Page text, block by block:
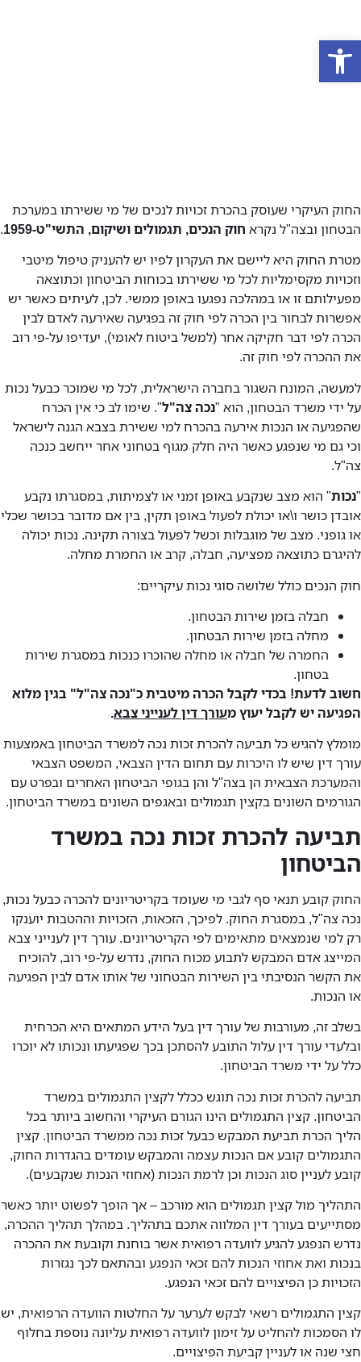
החוק העיקרי שעוסק בהכרת זכויות לנכים של מי ששירתו במערכת
הבטחון ובצה"ל נקרא חוק הנכים, תגמולים ושיקום, התשי"ט-1959
.
מטרת החוק היא ליישם את העקרון לפיו יש להעניק טיפול מיטבי
וזכויות מקסימליות לכל מי ששירתו בכוחות הביטחון וכתוצאה
מפעילותם זו או במהלכה נפגעו באופן ממשי. לכן, לעיתים כאשר יש
אפשרות לבחור בין הכרה לפי חוק זה בפגיעה שאירעה לאדם לבין
הכרה לפי דבר חקיקה אחר (למשל ביטוח לאומי), יעדיפו על-פי רוב
את ההכרה לפי חוק זה.
למעשה, המונח השגור בחברה הישראלית, לכל מי שמוכר כבעל נכות
על ידי משרד הבטחון, הוא "נכה צה"ל". שימו לב כי אין הכרח
שהפגיעה או הנכות אירעה בהכרח למי ששירת בצבא הגנה לישראל
וכי גם מי שנפגע כאשר היה חלק מגוף בטחוני אחר ייחשב כנכה
צה"ל.
"נכות" הוא מצב שנקבע באופן זמני או לצמיתות, במסגרתו נקבע
אובדן כושר ו\או יכולת לפעול באופן תקין, בין אם מדובר בכושר שכלי
או גופני. מצב של מוגבלות וכשל לפעול בצורה תקינה. נכות יכולה
להיגרם כתוצאה מפציעה, חבלה, קרב או החמרת מחלה.
חוק הנכים כולל שלושה סוגי נכות עיקריים:
חבלה בזמן שירות הבטחון.
מחלה בזמן שירות הבטחון.
החמרה של חבלה או מחלה שהוכרו כנכות במסגרת שירות
בטחון.
חשוב לדעת! בכדי לקבל הכרה מיטבית כ"נכה צה"ל" בגין מלוא
הפגיעה יש לקבל יעוץ מעורך דין לענייני צבא.
מומלץ להגיש כל תביעה להכרת זכות נכה למשרד הביטחון באמצעות
עורך דין שיש לו היכרות עם תחום הדין הצבאי, המשפט הצבאי
והמערכת הצבאית הן בצה"ל והן בגופי הביטחון האחרים ובפרט עם
הגורמים השונים בקצין תגמולים ובאגפים השונים במשרד הביטחון.
תביעה להכרת זכות נכה במשרד
הביטחון
החוק קובע תנאי סף לגבי מי שעומד בקריטריונים להכרה כבעל נכות,
נכה צה"ל, במסגרת החוק. לפיכך, הזכאות, הזכויות וההטבות יוענקו
רק למי שנמצאים מתאימים לפי הקריטריונים. עורך דין לענייני צבא
המייצג אדם המבקש לתבוע מכוח החוק, נדרש על-פי רוב, להוכיח
את הקשר הנסיבתי בין השירות הבטחוני של אותו אדם לבין הפגיעה
או הנכות.
בשלב זה, מעורבות של עורך דין בעל הידע המתאים היא הכרחית
ובלעדי עורך דין עלול התובע להסתכן בכך שפגיעתו ונכותו לא יוכרו
כלל על ידי משרד הביטחון.
תביעה להכרת זכות נכה תוגש ככלל לקצין התגמולים במשרד
הביטחון. קצין התגמולים הינו הגורם העיקרי והחשוב ביותר בכל
הליך הכרת תביעת המבקש כבעל זכות נכה ממשרד הביטחון. קצין
התגמולים קובע אם הנכות עצמה והמבקש עומדים בהגדרות החוק,
קובע לעניין סוג הנכות וכן לרמת הנכות (אחוזי הנכות שנקבעים).
התהליך מול קצין תגמולים הוא מורכב – אך הופך לפשוט יותר כאשר
מסתייעים בעורך דין המלווה אתכם בתהליך. במהלך תהליך ההכרה,
נדרש הנפגע להגיע לוועדה רפואית אשר בוחנת וקובעת את ההכרה
בנכות ואת אחוזי הנכות להם זכאי הנפגע ובהתאם לכך נגזרות
הזכויות כן הפיצויים להם זכאי הנפגע.
קצין התגמולים רשאי לבקש לערער על החלטות הוועדה הרפואית, יש
לו הסמכות להחליט על זימון לוועדה רפואית עליונה נוספת בחלוף
חצי שנה או לעניין קביעת הפיצויים.
פתח סרגל נגישות